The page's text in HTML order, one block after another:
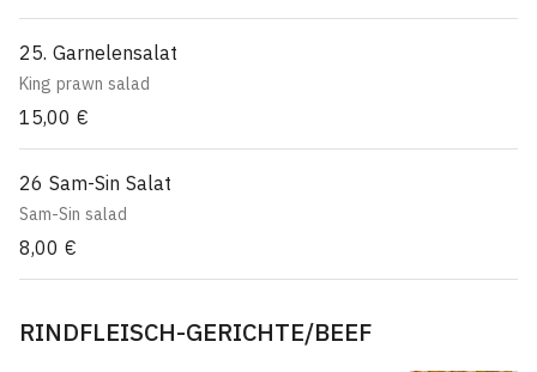
25. Garnelensalat
King prawn salad
15,00 €
26 Sam-Sin Salat
Sam-Sin salad
8,00 €
RINDFLEISCH-GERICHTE/BEEF